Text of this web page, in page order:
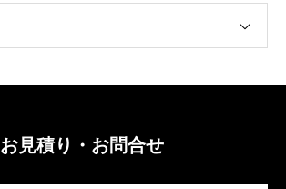
お見積り・お問合せ